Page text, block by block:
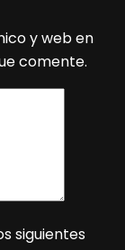
y web en
comente.
siguientes